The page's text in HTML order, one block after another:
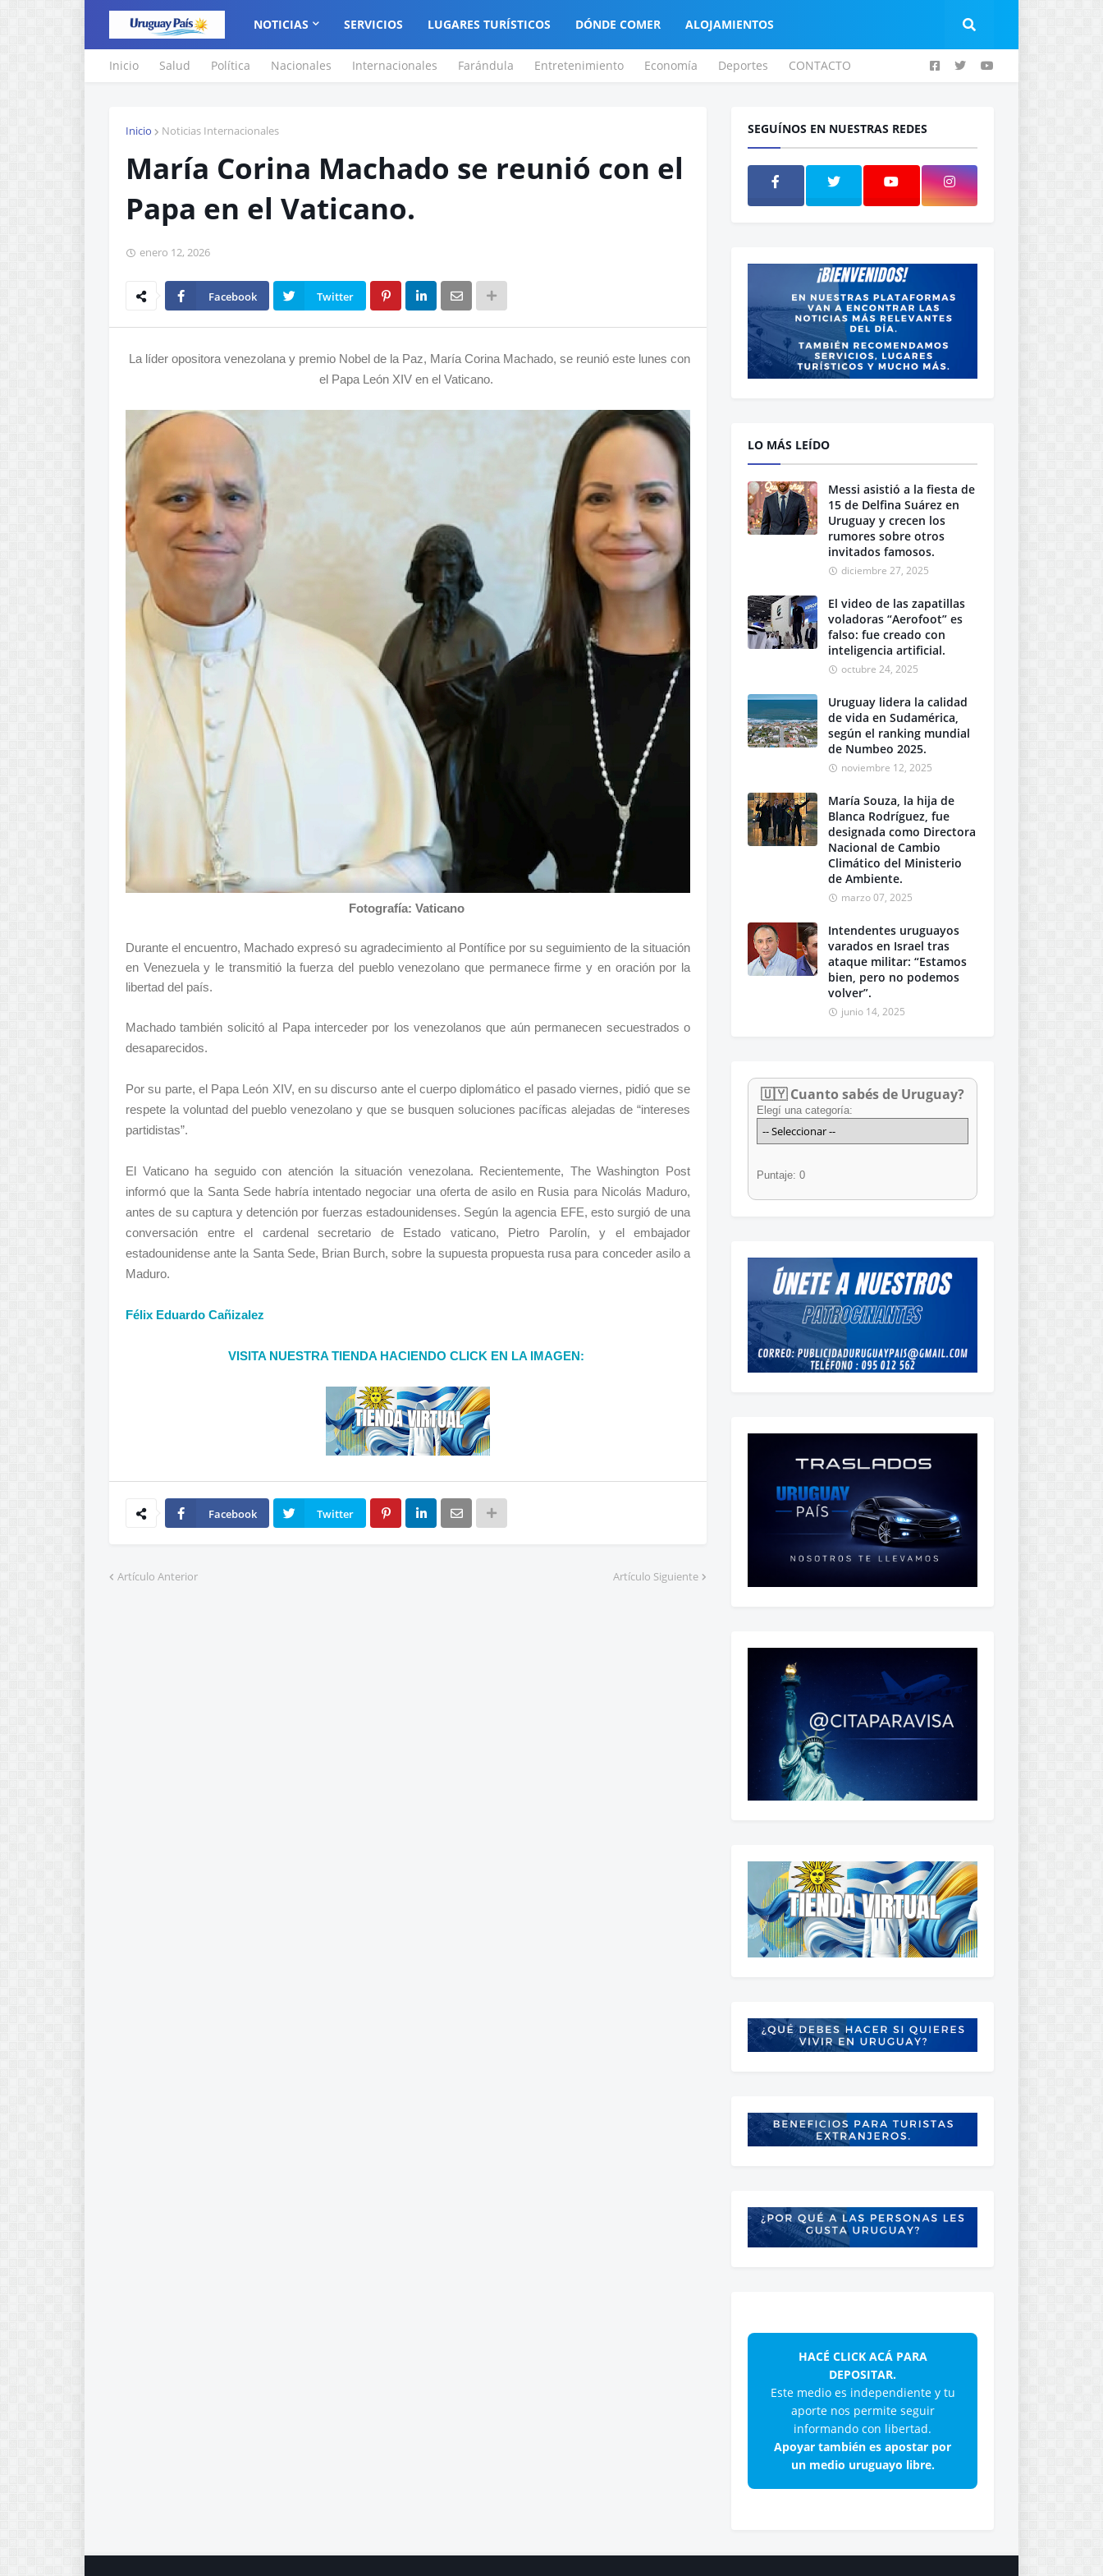
NOTICIAS SERVICIOS LUGARES TURÍSTICOS DÓNDE COMER ALOJAMIENTOS
Inicio Salud Política Nacionales Internacionales Farándula Entretenimiento Economía Deportes CONTACTO
Inicio Noticias Internacionales
María Corina Machado se reunió con el
Papa en el Vaticano.
enero 12, 2026
Facebook Twitter
La líder opositora venezolana y premio Nobel de la Paz, María Corina Machado, se reunió este lunes con
el Papa León XIV en el Vaticano.
Fotografía: Vaticano
Durante el encuentro, Machado expresó su agradecimiento al Pontífice por su seguimiento de la situación
en Venezuela y le transmitió la fuerza del pueblo venezolano que permanece firme y en oración por la
libertad del país.
Machado también solicitó al Papa interceder por los venezolanos que aún permanecen secuestrados o
desaparecidos.
Por su parte, el Papa León XIV, en su discurso ante el cuerpo diplomático el pasado viernes, pidió que se
respete la voluntad del pueblo venezolano y que se busquen soluciones pacíficas alejadas de “intereses
partidistas”.
El Vaticano ha seguido con atención la situación venezolana. Recientemente, The Washington Post
informó que la Santa Sede habría intentado negociar una oferta de asilo en Rusia para Nicolás Maduro,
antes de su captura y detención por fuerzas estadounidenses. Según la agencia EFE, esto surgió de una
conversación entre el cardenal secretario de Estado vaticano, Pietro Parolín, y el embajador
estadounidense ante la Santa Sede, Brian Burch, sobre la supuesta propuesta rusa para conceder asilo a
Maduro.
Félix Eduardo Cañizalez
VISITA NUESTRA TIENDA HACIENDO CLICK EN LA IMAGEN:
Facebook Twitter
Artículo Anterior Artículo Siguiente
SEGUÍNOS EN NUESTRAS REDES
LO MÁS LEÍDO
Messi asistió a la fiesta de
15 de Delfina Suárez en
Uruguay y crecen los
rumores sobre otros
invitados famosos.
diciembre 27, 2025
El video de las zapatillas
voladoras “Aerofoot” es
falso: fue creado con
inteligencia artificial.
octubre 24, 2025
Uruguay lidera la calidad
de vida en Sudamérica,
según el ranking mundial
de Numbeo 2025.
noviembre 12, 2025
María Souza, la hija de
Blanca Rodríguez, fue
designada como Directora
Nacional de Cambio
Climático del Ministerio
de Ambiente.
marzo 07, 2025
Intendentes uruguayos
varados en Israel tras
ataque militar: “Estamos
bien, pero no podemos
volver”.
junio 14, 2025
🇺🇾 Cuanto sabés de Uruguay?
Elegí una categoría:
Puntaje: 0
HACÉ CLICK ACÁ PARA
DEPOSITAR.
Este medio es independiente y tu
aporte nos permite seguir
informando con libertad.
Apoyar también es apostar por
un medio uruguayo libre.